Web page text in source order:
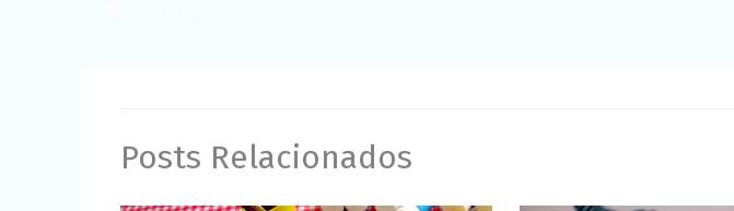
Posts Relacionados